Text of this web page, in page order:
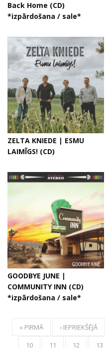
Back Home (CD)
*izpārdošana / sale*
ZELTA KNIEDE | ESMU
LAIMĪGS! (CD)
GOODBYE JUNE |
COMMUNITY INN (CD)
*izpārdošana / sale*
« PIRMĀ ‹ IEPRIEKŠĒJĀ
10
11 12 13